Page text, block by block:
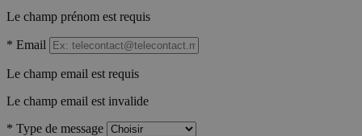
Le champ prénom est requis
* Email
Le champ email est requis
Le champ email est invalide
* Type de message